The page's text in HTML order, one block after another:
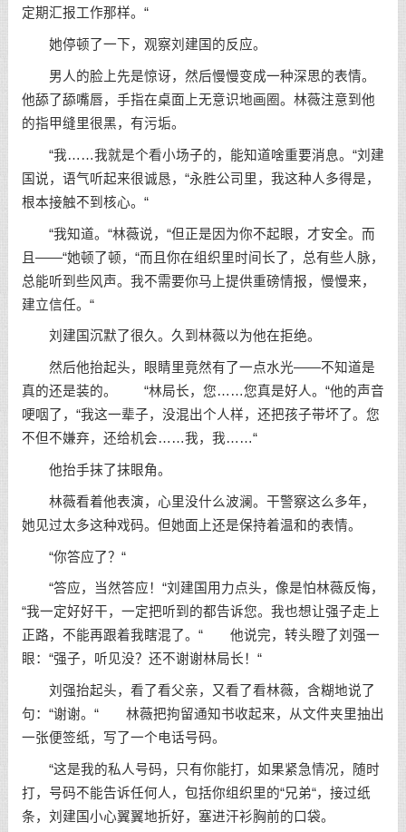
定期汇报工作那样。“
她停顿了一下，观察刘建国的反应。
男人的脸上先是惊讶，然后慢慢变成一种深思的表情。
他舔了舔嘴唇，手指在桌面上无意识地画圈。林薇注意到他
的指甲缝里很黑，有污垢。
“我……我就是个看小场子的，能知道啥重要消息。“刘建
国说，语气听起来很诚恳，“永胜公司里，我这种人多得是，
根本接触不到核心。“
“我知道。“林薇说，“但正是因为你不起眼，才安全。而
且——“她顿了顿，“而且你在组织里时间长了，总有些人脉，
总能听到些风声。我不需要你马上提供重磅情报，慢慢来，
建立信任。“
刘建国沉默了很久。久到林薇以为他在拒绝。
然后他抬起头，眼睛里竟然有了一点水光——不知道是
真的还是装的。 “林局长，您……您真是好人。“他的声音
哽咽了，“我这一辈子，没混出个人样，还把孩子带坏了。您
不但不嫌弃，还给机会……我，我……“
他抬手抹了抹眼角。
林薇看着他表演，心里没什么波澜。干警察这么多年，
她见过太多这种戏码。但她面上还是保持着温和的表情。
“你答应了？“
“答应，当然答应！“刘建国用力点头，像是怕林薇反悔，
“我一定好好干，一定把听到的都告诉您。我也想让强子走上
正路，不能再跟着我瞎混了。“ 他说完，转头瞪了刘强一
眼：“强子，听见没？还不谢谢林局长！“
刘强抬起头，看了看父亲，又看了看林薇，含糊地说了
句：“谢谢。“ 林薇把拘留通知书收起来，从文件夹里抽出
一张便签纸，写了一个电话号码。
“这是我的私人号码，只有你能打，如果紧急情况，随时
打，号码不能告诉任何人，包括你组织里的“兄弟“，接过纸
条，刘建国小心翼翼地折好，塞进汗衫胸前的口袋。